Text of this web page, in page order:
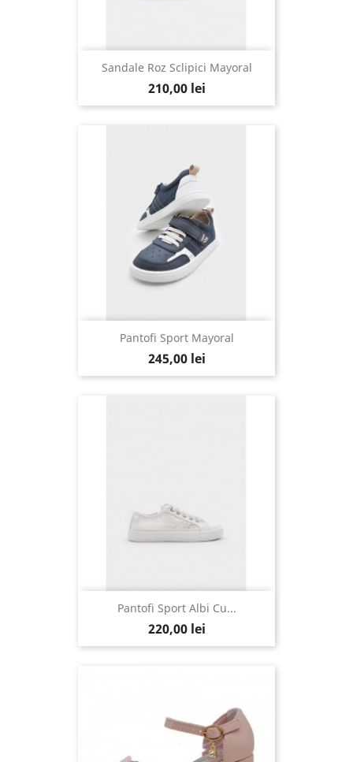
Sandale Roz Sclipici Mayoral
210,00 lei
Pantofi Sport Mayoral
245,00 lei
Pantofi Sport Albi Cu...
220,00 lei